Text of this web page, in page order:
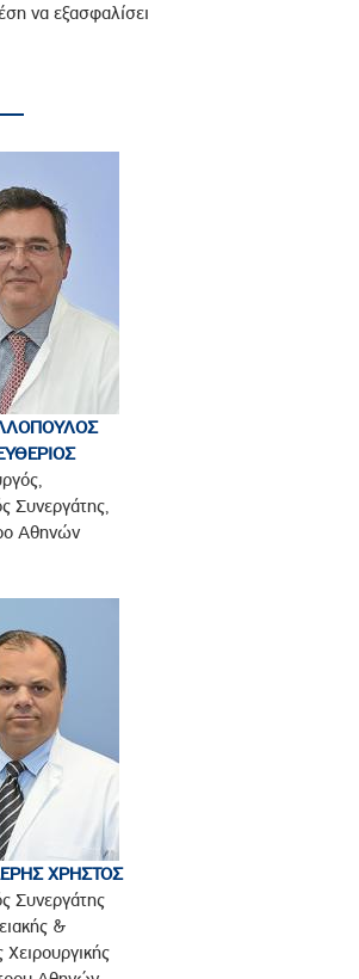
να εξασφαλίσει
Συνεργάτης,
Αθηνών
ΧΡΗΣΤΟΣ
Συνεργάτης
&
Χειρουργικής